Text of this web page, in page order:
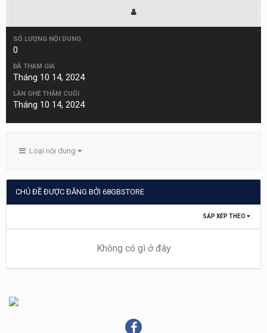
SỐ LƯỢNG NỘI DUNG
0
ĐÃ THAM GIA
Tháng 10 14, 2024
LẦN GHÉ THĂM CUỐI
Tháng 10 14, 2024
Loại nội dung
CHỦ ĐỀ ĐƯỢC ĐĂNG BỞI 68GBSTORE
SẮP XẾP THEO
Không có gì ở đây